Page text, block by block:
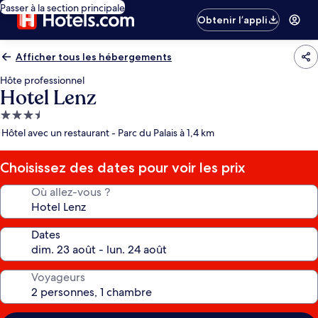
Passer à la section principale
Obtenir l’appli
Afficher tous les hébergements
Hôte professionnel
Hotel Lenz
Hébergement
3.5 étoiles
Hôtel avec un restaurant - Parc du Palais à 1,4 km
Choisissez des dates pour voir les prix
Où allez-vous ?
Dates
Voyageurs